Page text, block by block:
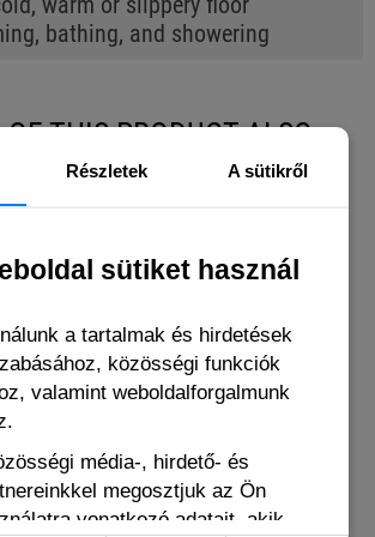
Részletek A sütikről
sütiket használ
a tartalmak és hirdetések
közösségi funkciók
valamint weboldalforgalmunk
média-, hirdető- és
megosztjuk az Ön
vonatkozó adatait, akik
bathing, and showering
OF THIS PRODUCT ALSO
THE FOLLOWING ITEMS